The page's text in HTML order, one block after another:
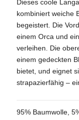
Dieses coole
kombiniert weiche
begeistert. Die
einem Orca und
verleihen. Die
einem gedeckten
bietet, und eignet
strapazierfähig –
95% Baumwolle,